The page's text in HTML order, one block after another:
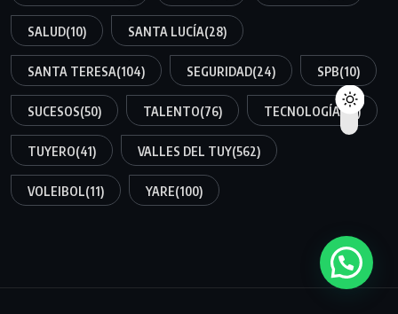
SALUD(10) SANTA LUCÍA(28)
SANTA TERESA(104) SEGURIDAD(24) SPB(10)
SUCESOS(50) TALENTO(76) TECNOLOGÍA (10)
TUYERO(41) VALLES DEL TUY(562)
VOLEIBOL(11) YARE(100)